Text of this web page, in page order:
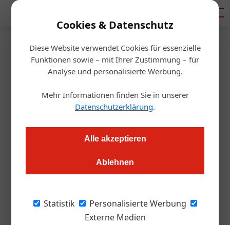
Cookies & Datenschutz
Diese Website verwendet Cookies für essenzielle
Funktionen sowie – mit Ihrer Zustimmung – für
Analyse und personalisierte Werbung.
Mehr Informationen finden Sie in unserer
Datenschutzerklärung.
Alle akzeptieren
Ablehnen
Statistik
Personalisierte Werbung
Externe Medien
Startseite/Gastro & Hotel
Überraschung:
Verwaltungsgerichtshof
bremst umstrittene Schmitten-
Erweiterung
Piesendorf im Pinzgau soll mit vier Liftanlagen samt
dazugehörigen Pisten an das Skigebiet Schmittenhöhe